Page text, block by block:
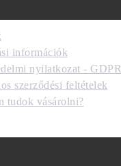
információk
nyilatkozat - GDPR
szerződési feltételek
tudok vásárolni?